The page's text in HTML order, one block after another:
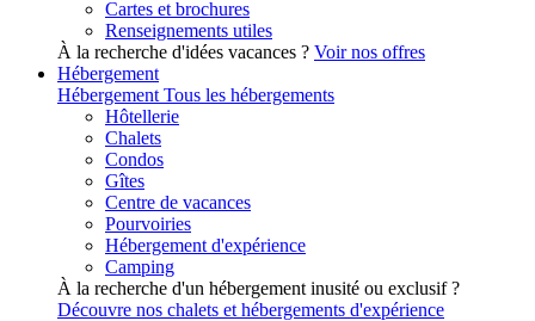
Cartes et brochures
Renseignements utiles
À la recherche d'idées vacances ? Voir nos offres
Hébergement
Hébergement Tous les hébergements
Hôtellerie
Chalets
Condos
Gîtes
Centre de vacances
Pourvoiries
Hébergement d'expérience
Camping
À la recherche d'un hébergement inusité ou exclusif ?
Découvre nos chalets et hébergements d'expérience